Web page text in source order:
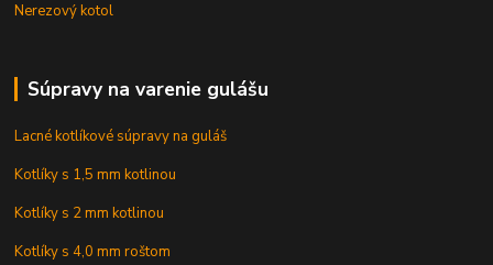
Nerezový kotol
Súpravy na varenie gulášu
Lacné kotlíkové súpravy na guláš
Kotlíky s 1,5 mm kotlinou
Kotlíky s 2 mm kotlinou
Kotlíky s 4,0 mm roštom